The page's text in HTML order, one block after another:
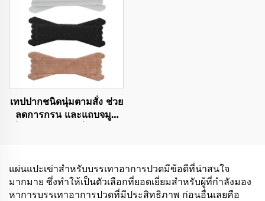
เทปปากชนิดนุ่มตามสั่ง ช่วย
ลดการกรน และแถบจมูก
แผ่นแปะเข่าสำหรับบรรเทาอาการปวดมีข้อดีที่น่าสนใจ
มากมาย ซึ่งทำให้เป็นตัวเลือกที่ยอดเยี่ยมสำหรับผู้ที่กำลังมอง
หาการบรรเทาอาการปวดที่มีประสิทธิภาพ ก่อนอื่นเลยคือ